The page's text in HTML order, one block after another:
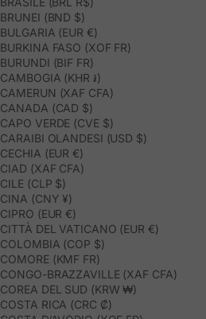
BRUNEI (BND $)
BULGARIA (EUR €)
BURKINA FASO (XOF FR)
BURUNDI (BIF FR)
CAMBOGIA (KHR ៛)
CAMERUN (XAF CFA)
CANADA (CAD $)
CAPO VERDE (CVE $)
CARAIBI OLANDESI (USD $)
CECHIA (EUR €)
CIAD (XAF CFA)
CILE (CLP $)
CINA (CNY ¥)
CIPRO (EUR €)
CITTÀ DEL VATICANO (EUR €)
COLOMBIA (COP $)
COMORE (KMF FR)
CONGO-BRAZZAVILLE (XAF CFA)
COREA DEL SUD (KRW ₩)
COSTA RICA (CRC ₡)